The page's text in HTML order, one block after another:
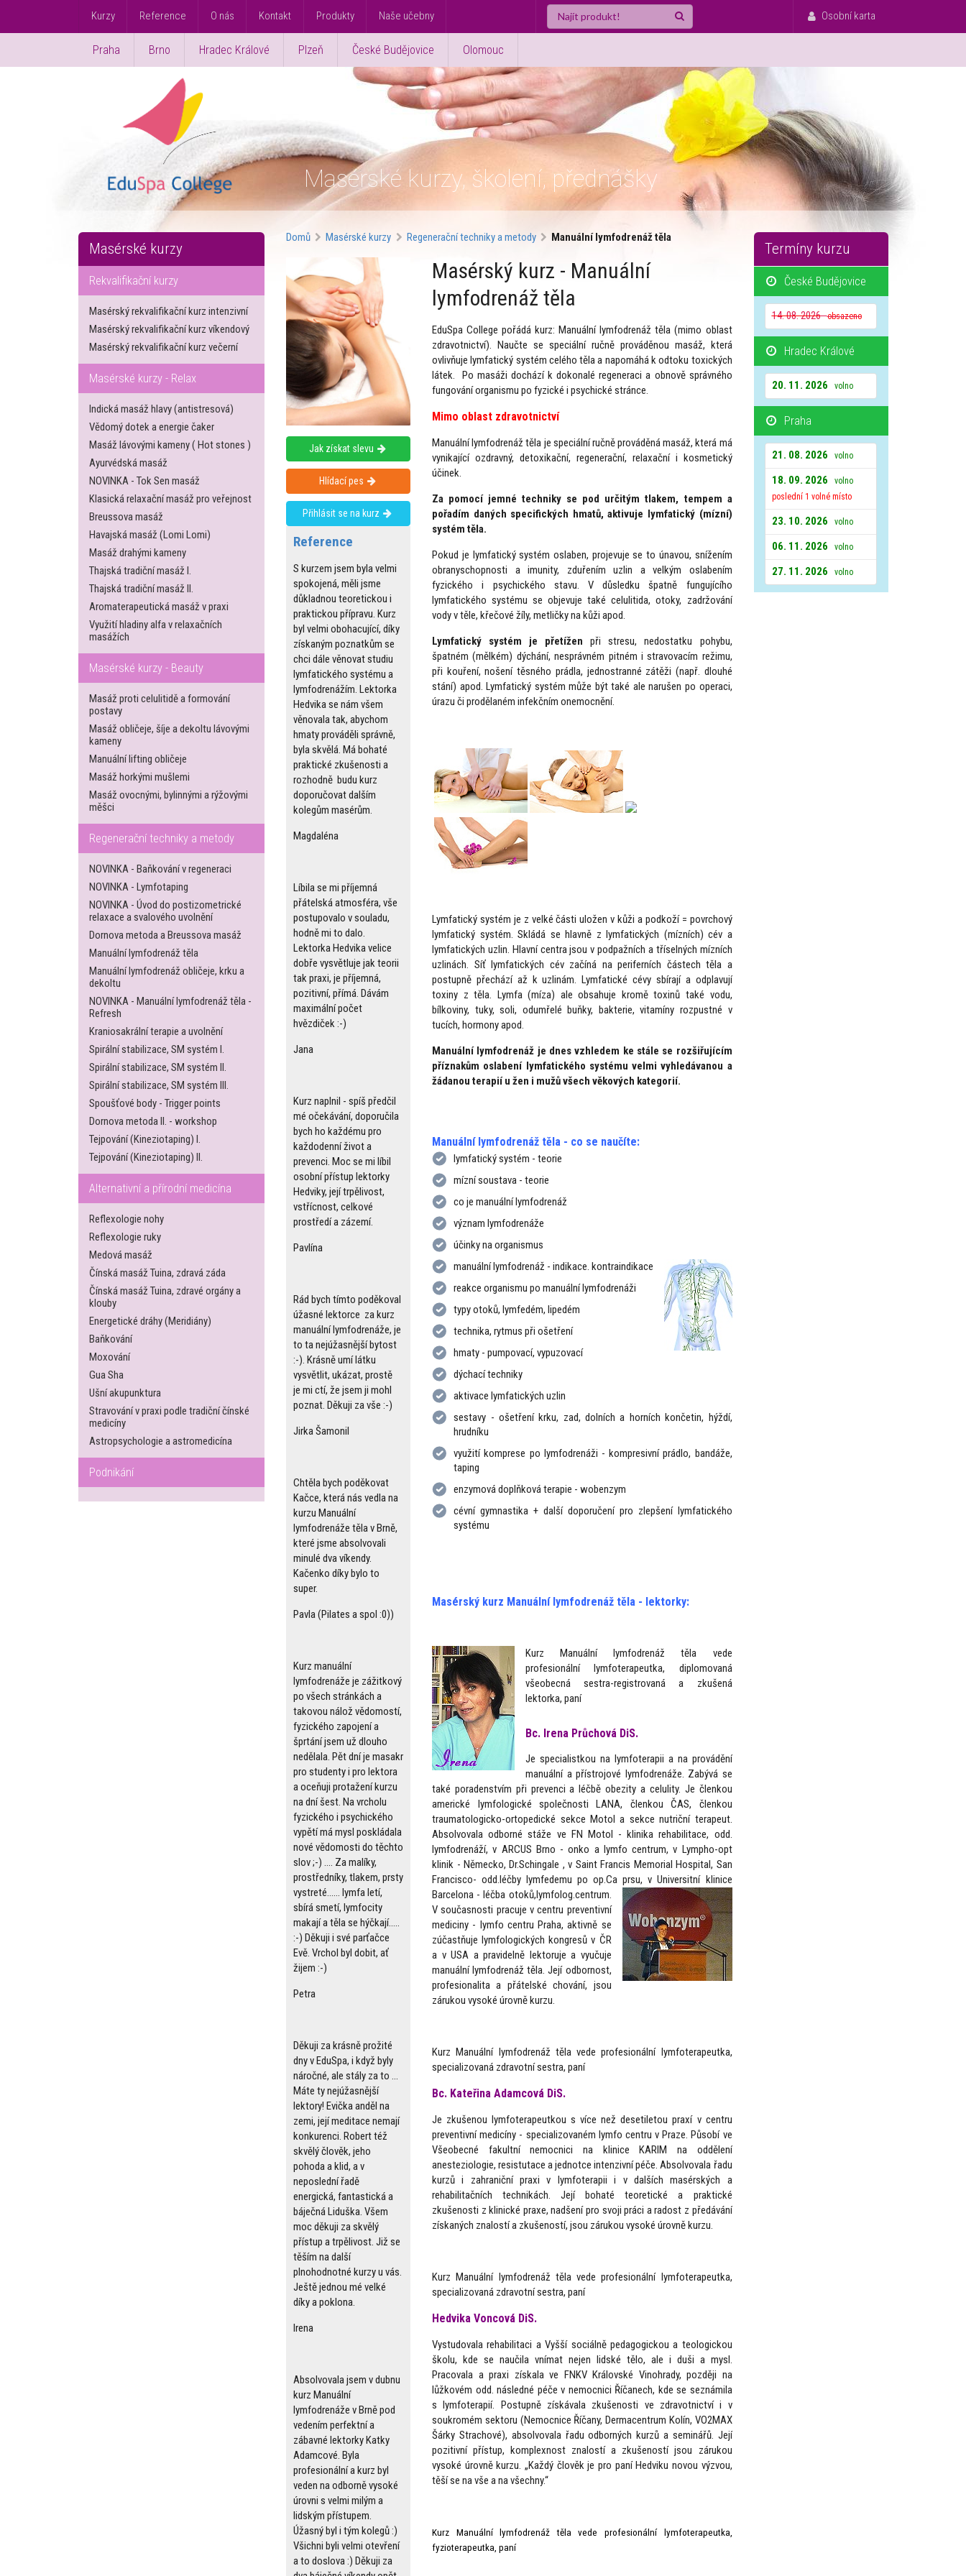
Kurzy Reference O nás Kontakt Produkty Naše učebny Osobní karta
Praha Brno Hradec Králové Plzeň České Budějovice Olomouc
Masérské kurzy, školení, přednášky
Masérské kurzy
Rekvalifikační kurzy
Masérský rekvalifikační kurz intenzivní
Masérský rekvalifikační kurz víkendový
Masérský rekvalifikační kurz večerní
Masérské kurzy - Relax
Indická masáž hlavy (antistresová)
Vědomý dotek a energie čaker
Masáž lávovými kameny ( Hot stones )
Ayurvédská masáž
NOVINKA - Tok Sen masáž
Klasická relaxační masáž pro veřejnost
Breussova masáž
Havajská masáž (Lomi Lomi)
Masáž drahými kameny
Thajská tradiční masáž I.
Thajská tradiční masáž II.
Aromaterapeutická masáž v praxi
Využití hladiny alfa v relaxačních
masážích
Masérské kurzy - Beauty
Masáž proti celulitidě a formování
postavy
Masáž obličeje, šíje a dekoltu lávovými
kameny
Manuální lifting obličeje
Masáž horkými mušlemi
Masáž ovocnými, bylinnými a rýžovými
měšci
Regenerační techniky a metody
NOVINKA - Baňkování v regeneraci
NOVINKA - Lymfotaping
NOVINKA - Úvod do postizometrické
relaxace a svalového uvolnění
Dornova metoda a Breussova masáž
Manuální lymfodrenáž těla
Manuální lymfodrenáž obličeje, krku a
dekoltu
NOVINKA - Manuální lymfodrenáž těla -
Refresh
Kraniosakrální terapie a uvolnění
Spirální stabilizace, SM systém I.
Spirální stabilizace, SM systém II.
Spirální stabilizace, SM systém III.
Spoušťové body - Trigger points
Dornova metoda II. - workshop
Tejpování (Kineziotaping) I.
Tejpování (Kineziotaping) II.
Alternativní a přírodní medicína
Reflexologie nohy
Reflexologie ruky
Medová masáž
Čínská masáž Tuina, zdravá záda
Čínská masáž Tuina, zdravé orgány a
klouby
Energetické dráhy (Meridiány)
Baňkování
Moxování
Gua Sha
Ušní akupunktura
Stravování v praxi podle tradiční čínské
medicíny
Astropsychologie a astromedicína
Podnikání
Domů Masérské kurzy Regenerační techniky a metody Manuální lymfodrenáž těla
Jak získat slevu
Hlídací pes
Přihlásit se na kurz
Reference
S kurzem jsem byla velmi
spokojená, měli jsme
důkladnou teoretickou i
praktickou přípravu. Kurz
byl velmi obohacující, díky
získaným poznatkům se
chci dále věnovat studiu
lymfatického systému a
lymfodrenážím. Lektorka
Hedvika se nám všem
věnovala tak, abychom
hmaty prováděli správně,
byla skvělá. Má bohaté
praktické zkušenosti a
rozhodně budu kurz
doporučovat dalším
kolegům masérům.
Magdaléna
Líbila se mi příjemná
přátelská atmosféra, vše
postupovalo v souladu,
hodně mi to dalo.
Lektorka Hedvika velice
dobře vysvětluje jak teorii
tak praxi, je příjemná,
pozitivní, přímá. Dávám
maximální počet
hvězdiček :-)
Jana
Kurz naplnil - spíš předčil
mé očekávání, doporučila
bych ho každému pro
každodenní život a
prevenci. Moc se mi líbil
osobní přístup lektorky
Hedviky, její trpělivost,
vstřícnost, celkové
prostředí a zázemí.
Pavlína
Rád bych tímto poděkoval
úžasné lektorce za kurz
manuální lymfodrenáže, je
to ta nejúžasnější bytost
:-). Krásně umí látku
vysvětlit, ukázat, prostě
je mi ctí, že jsem ji mohl
poznat. Děkuji za vše :-)
Jirka Šamonil
Chtěla bych poděkovat
Kačce, která nás vedla na
kurzu Manuální
lymfodrenáže těla v Brně,
které jsme absolvovali
minulé dva víkendy.
Kačenko díky bylo to
super.
Pavla (Pilates a spol :0))
Kurz manuální
lymfodrenáže je zážitkový
po všech stránkách a
takovou nálož vědomostí,
fyzického zapojení a
šprtání jsem už dlouho
nedělala. Pět dní je masakr
pro studenty i pro lektora
a oceňuji protažení kurzu
na dní šest. Na vrcholu
fyzického i psychického
vypětí má mysl poskládala
nové vědomosti do těchto
slov ;-) .... Za malíky,
prostředníky, tlakem, prsty
vystreté...... lymfa letí,
sbírá smetí, lymfocity
makají a těla se hýčkají.....
:-) Děkuji i své parťačce
Evě. Vrchol byl dobit, ať
žijem :-)
Petra
Děkuji za krásně prožité
dny v EduSpa, i když byly
náročné, ale stály za to ...
Máte ty nejúžasnější
lektory! Evička anděl na
zemi, její meditace nemají
konkurenci. Robert též
skvělý člověk, jeho
pohoda a klid, a v
neposlední řadě
energická, fantastická a
báječná Liduška. Všem
moc děkuji za skvělý
přístup a trpělivost. Již se
těším na další
plnohodnotné kurzy u vás.
Ještě jednou mé velké
díky a poklona.
Irena
Absolvovala jsem v dubnu
kurz Manuální
lymfodrenáže v Brně pod
vedením perfektní a
zábavné lektorky Katky
Adamcové. Byla
profesionální a kurz byl
veden na odborně vysoké
úrovni s velmi milým a
lidským přístupem.
Úžasný byl i tým kolegů :)
Všichni byli velmi otevření
a to doslova :) Děkuji za
Masérský kurz - Manuální
lymfodrenáž těla
EduSpa College pořádá kurz: Manuální lymfodrenáž těla (mimo oblast
zdravotnictví). Naučte se speciální ručně prováděnou masáž, která
ovlivňuje lymfatický systém celého těla a napomáhá k odtoku toxických
látek. Po masáži dochází k dokonalé regeneraci a obnově správného
fungování organismu po fyzické i psychické stránce.
Mimo oblast zdravotnictví
Manuální lymfodrenáž těla je speciální ručně prováděná masáž, která má
vynikající ozdravný, detoxikační, regenerační, relaxační i kosmetický
účinek.
Za pomocí jemné techniky se pod určitým tlakem, tempem a
pořadím daných specifických hmatů, aktivuje lymfatický (mízní)
systém těla.
Pokud je lymfatický systém oslaben, projevuje se to únavou, snížením
obranyschopnosti a imunity, zduřením uzlin a velkým oslabením
fyzického i psychického stavu. V důsledku špatně fungujícího
lymfatického systému se objevuje také celulitida, otoky, zadržování
vody v těle, křečové žíly, metličky na kůži apod.
Lymfatický systém je přetížen při stresu, nedostatku pohybu,
špatném (mělkém) dýchání, nesprávném pitném i stravovacím režimu,
při kouření, nošení těsného prádla, jednostranné zátěži (např. dlouhé
stání) apod. Lymfatický systém může být také ale narušen po operaci,
úrazu či prodělaném infekčním onemocnění.
Lymfatický systém je z velké části uložen v kůži a podkoží = povrchový
lymfatický systém. Skládá se hlavně z lymfatických (mízních) cév a
lymfatických uzlin. Hlavní centra jsou v podpažních a tříselných mízních
uzlinách. Síť lymfatických cév začíná na periferních částech těla a
postupně přechází až k uzlinám. Lymfatické cévy sbírají a odplavují
toxiny z těla. Lymfa (míza) ale obsahuje kromě toxinů také vodu,
bílkoviny, tuky, soli, odumřelé buňky, bakterie, vitamíny rozpustné v
tucích, hormony apod.
Manuální lymfodrenáž je dnes vzhledem ke stále se rozšiřujícím
příznakům oslabení lymfatického systému velmi vyhledávanou a
žádanou terapií u žen i mužů všech věkových kategorií.
Manuální lymfodrenáž těla - co se naučíte:
lymfatický systém - teorie
mízní soustava - teorie
co je manuální lymfodrenáž
význam lymfodrenáže
účinky na organismus
manuální lymfodrenáž - indikace. kontraindikace
reakce organismu po manuální lymfodrenáži
typy otoků, lymfedém, lipedém
technika, rytmus při ošetření
hmaty - pumpovací, vypuzovací
dýchací techniky
aktivace lymfatických uzlin
sestavy - ošetření krku, zad, dolních a horních končetin, hýždí,
hrudníku
využití komprese po lymfodrenáži - kompresivní prádlo, bandáže,
taping
enzymová doplňková terapie - wobenzym
cévní gymnastika + další doporučení pro zlepšení lymfatického
systému
Masérský kurz Manuální lymfodrenáž těla - lektorky:
Kurz Manuální lymfodrenáž těla vede
profesionální lymfoterapeutka, diplomovaná
všeobecná sestra-registrovaná a zkušená
lektorka, paní
Bc. Irena Průchová DiS.
Je specialistkou na lymfoterapii a na provádění
manuální a přístrojové lymfodrenáže. Zabývá se
také poradenstvím při prevenci a léčbě obezity a celulity. Je členkou
americké lymfologické společnosti LANA, členkou ČAS, členkou
traumatologicko-ortopedické sekce Motol a sekce nutriční terapeut.
Absolvovala odborné stáže ve FN Motol - klinika rehabilitace, odd.
lymfodrenáží, v ARCUS Brno - onko a lymfo centrum, v Lympho-opt
klinik - Německo, Dr.Schingale , v Saint Francis Memorial Hospital, San
Francisco- odd.léčby lymfedemu po op.Ca prsu, v Universitní klinice
Barcelona - léčba otoků,lymfolog.centrum.
V současnosti pracuje v centru preventivní
mediciny - lymfo centru Praha, aktivně se
zúčastňuje lymfologických kongresů v ČR
a v USA a pravidelně lektoruje a vyučuje
manuální lymfodrenáž těla. Její odbornost,
profesionalita a přátelské chování, jsou
zárukou vysoké úrovně kurzu.
Kurz Manuální lymfodrenáž těla vede profesionální lymfoterapeutka,
specializovaná zdravotní sestra, paní
Bc. Kateřina Adamcová DiS.
Je zkušenou lymfoterapeutkou s více než desetiletou praxí v centru
preventivní medicíny - specializovaném lymfo centru v Praze. Působí ve
Všeobecné fakultní nemocnici na klinice KARIM na oddělení
anesteziologie, resistutace a jednotce intenzivní péče. Absolvovala řadu
kurzů i zahraniční praxi v lymfoterapii i v dalších masérských a
rehabilitačních technikách. Její bohaté teoretické a praktické
zkušenosti z klinické praxe, nadšení pro svoji práci a radost z předávání
získaných znalostí a zkušeností, jsou zárukou vysoké úrovně kurzu.
Kurz Manuální lymfodrenáž těla vede profesionální lymfoterapeutka,
specializovaná zdravotní sestra, paní
Hedvika Voncová DiS.
Vystudovala rehabilitaci a Vyšší sociálně pedagogickou a teologickou
školu, kde se naučila vnímat nejen lidské tělo, ale i duši a mysl.
Pracovala a praxi získala ve FNKV Královské Vinohrady, později na
lůžkovém odd. následné péče v nemocnici Říčanech, kde se seznámila
s lymfoterapií. Postupně získávala zkušenosti ve zdravotnictví i v
soukromém sektoru (Nemocnice Říčany, Dermacentrum Kolín, VO2MAX
Šárky Strachové), absolvovala řadu odborných kurzů a seminářů. Její
pozitivní přístup, komplexnost znalostí a zkušeností jsou zárukou
vysoké úrovně kurzu. „Každý člověk je pro paní Hedviku novou výzvou,
těší se na vše a na všechny.“
Kurz Manuální lymfodrenáž těla vede profesionální lymfoterapeutka,
fyzioterapeutka, paní
Termíny kurzu
České Budějovice
14. 08. 2026 obsazeno
Hradec Králové
20. 11. 2026 volno
Praha
21. 08. 2026 volno
18. 09. 2026
volno
poslední 1 volné místo
23. 10. 2026 volno
06. 11. 2026 volno
27. 11. 2026 volno